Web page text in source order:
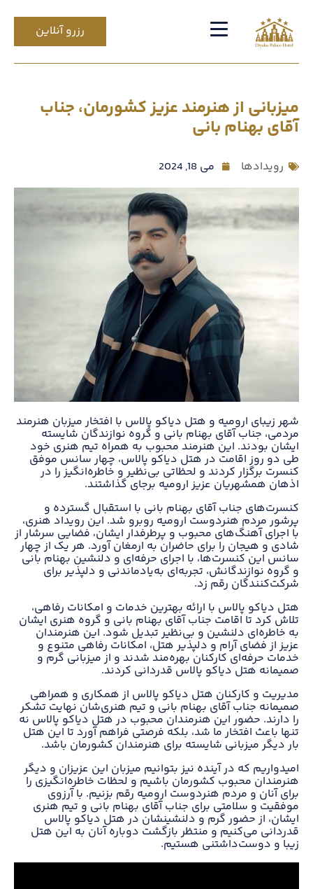
رزرو آنلاین
میزبانی از هنرمند عزیز کشورمان، جناب
آقای بهنام بانی
رویدادها می 18, 2024
شهر زیبای ارومیه و هتل دیاکو پالاس با افتخار میزبان هنرمند
مردمی، جناب آقای بهنام بانی و گروه نوازندگان شایسته
ایشان بودند. این هنرمند محبوب به همراه تیم هنری خود
طی دو روز اقامت در هتل دیاکو پالاس، چهار سانس موفق
کنسرت برگزار کردند و لحظاتی بی‌نظیر و خاطره‌انگیز را در
اذهان همشهریان عزیز ارومیه برجای گذاشتند.
کنسرت‌های جناب آقای بهنام بانی با استقبال گسترده و
پرشور مردم هنردوست ارومیه روبرو شد. این رویداد هنری،
با اجرای آهنگ‌های محبوب و پرطرفدار ایشان، فضایی سرشار از
شادی و هیجان را برای حاضران به ارمغان آورد. هر یک از چهار
سانس این کنسرت‌ها، با اجرای حرفه‌ای و دلنشین بهنام بانی
و گروه نوازندگانش، تجربه‌ای به‌یادماندنی و دلپذیر برای
شرکت‌کنندگان رقم زد.
هتل دیاکو پالاس با ارائه بهترین خدمات و امکانات رفاهی،
تلاش کرد تا اقامت جناب آقای بهنام بانی و گروه هنری ایشان
به خاطره‌ای دلنشین و بی‌نظیر تبدیل شود. این هنرمندان
عزیز از فضای آرام و دلپذیر هتل، امکانات رفاهی متنوع و
خدمات حرفه‌ای کارکنان بهره‌مند شدند و از میزبانی گرم و
صمیمانه هتل دیاکو پالاس قدردانی کردند.
مدیریت و کارکنان هتل دیاکو پالاس از همکاری و همراهی
صمیمانه جناب آقای بهنام بانی و تیم هنری‌شان نهایت تشکر
را دارند. حضور این هنرمندان محبوب در هتل دیاکو پالاس نه
تنها باعث افتخار ما شد، بلکه فرصتی فراهم آورد تا این هتل
بار دیگر میزبانی شایسته برای هنرمندان کشورمان باشد.
امیدواریم که در آینده نیز بتوانیم میزبان این عزیزان و دیگر
هنرمندان محبوب کشورمان باشیم و لحظات خاطره‌انگیزی را
برای آنان و مردم هنردوست ارومیه رقم بزنیم. با آرزوی
موفقیت و سلامتی برای جناب آقای بهنام بانی و تیم هنری
ایشان، از حضور گرم و دلنشینشان در هتل دیاکو پالاس
قدردانی می‌کنیم و منتظر بازگشت دوباره آنان به این هتل
زیبا و دوست‌داشتنی هستیم.